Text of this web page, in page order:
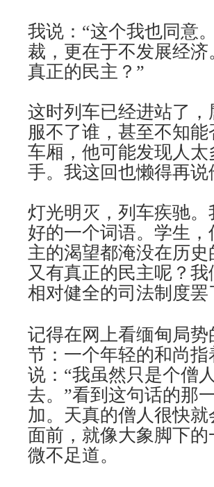
我说：“这个我也同意
裁，更在于不发展经
真正的民主？”
这时列车已经进站了
服不了谁，甚至不知
车厢，他可能发现人
手。我这回也懒得再说
灯光明灭，列车疾驰
好的一个词语。学生
主的渴望都淹没在历
又有真正的民主呢？
相对健全的司法制度罢
记得在网上看缅甸局
节：一个年轻的和尚
说：“我虽然只是个僧
去。”看到这句话的那
加。天真的僧人很快
面前，就像大象脚下
微不足道。